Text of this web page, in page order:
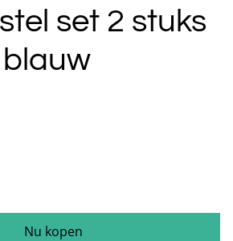
set 2 stuks
Nu kopen